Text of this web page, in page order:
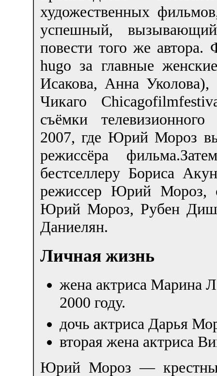
художественных
успешный,
повести того же
hugo за главные
Исакова, Анна
Чикаго
съёмки
2007, где Юрий Мороз
режиссёра
бестселлеру Бориса
режиссер Юрий Мороз,
Юрий Мороз, Рубен
Даниелян.
Личная жизнь
жена актриса Марина
2000 году.
дочь актриса Дарья
вторая жена актриса
Юрий Мороз —